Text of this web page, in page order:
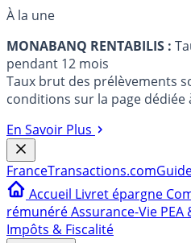
À la une
MONABANQ RENTABILIS :
pendant 12 mois
Taux brut des prélèvements
conditions sur la page dédiée
En Savoir Plus
FranceTransactions.com
Accueil Livret épargne
rémunéréAssurance-Vie PEA
Impôts & Fiscalité